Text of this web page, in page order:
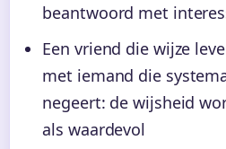
beantwoord met
Een vriend die wijze
met iemand die
negeert: de wijsheid
als waardevol